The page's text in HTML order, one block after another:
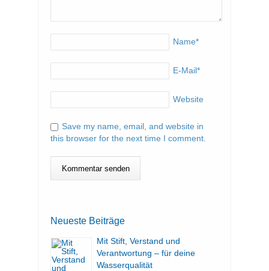
Name*
E-Mail*
Website
Save my name, email, and website in
this browser for the next time I comment.
Neueste Beiträge
Mit Stift, Verstand und
Verantwortung – für deine
Wasserqualität